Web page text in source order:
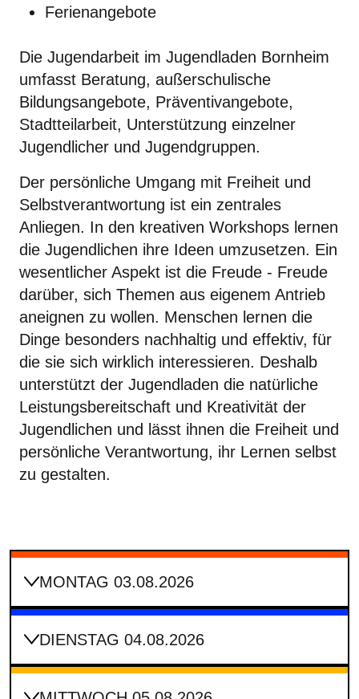
Ferienangebote
Die Jugendarbeit im Jugendladen Bornheim
umfasst Beratung, außerschulische
Bildungsangebote, Präventivangebote,
Stadtteilarbeit, Unterstützung einzelner
Jugendlicher und Jugendgruppen.
Der persönliche Umgang mit Freiheit und
Selbstverantwortung ist ein zentrales
Anliegen. In den kreativen Workshops lernen
die Jugendlichen ihre Ideen umzusetzen. Ein
wesentlicher Aspekt ist die Freude - Freude
darüber, sich Themen aus eigenem Antrieb
aneignen zu wollen. Menschen lernen die
Dinge besonders nachhaltig und effektiv, für
die sie sich wirklich interessieren. Deshalb
unterstützt der Jugendladen die natürliche
Leistungsbereitschaft und Kreativität der
Jugendlichen und lässt ihnen die Freiheit und
persönliche Verantwortung, ihr Lernen selbst
zu gestalten.
MONTAG 03.08.2026
DIENSTAG 04.08.2026